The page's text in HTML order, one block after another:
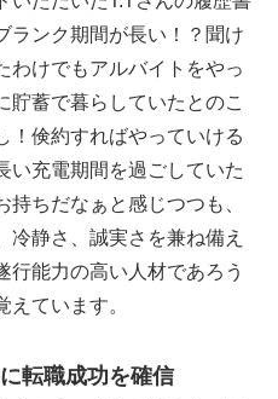
ンク期間が長い！？聞け
わけでもアルバイトをやっ
貯蓄で暮らしていたとのこ
！倹約すればやっていける
い充電期間を過ごしていた
ちだなぁと感じつつも、
冷静さ、誠実さを兼ね備え
行能力の高い人材であろう
えています。
転職成功を確信